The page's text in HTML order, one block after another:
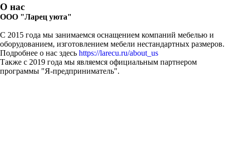
О нас
ООО "Ларец уюта"
С 2015 года мы занимаемся оснащением компаний мебелью и
оборудованием, изготовлением мебели нестандартных размеров.
Подробнее о нас здесь https://larecu.ru/about_us
Также с 2019 года мы являемся официальным партнером
программы "Я-предприниматель".